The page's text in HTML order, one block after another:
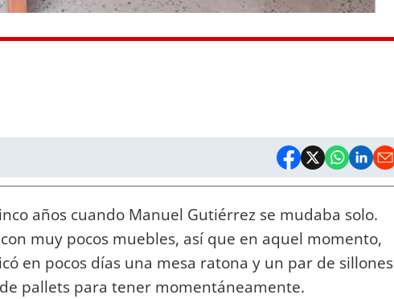
años cuando Manuel Gutiérrez se mudaba solo.
muy pocos muebles, así que en aquel momento,
en pocos días una mesa ratona y un par de sillones
pallets para tener momentáneamente.